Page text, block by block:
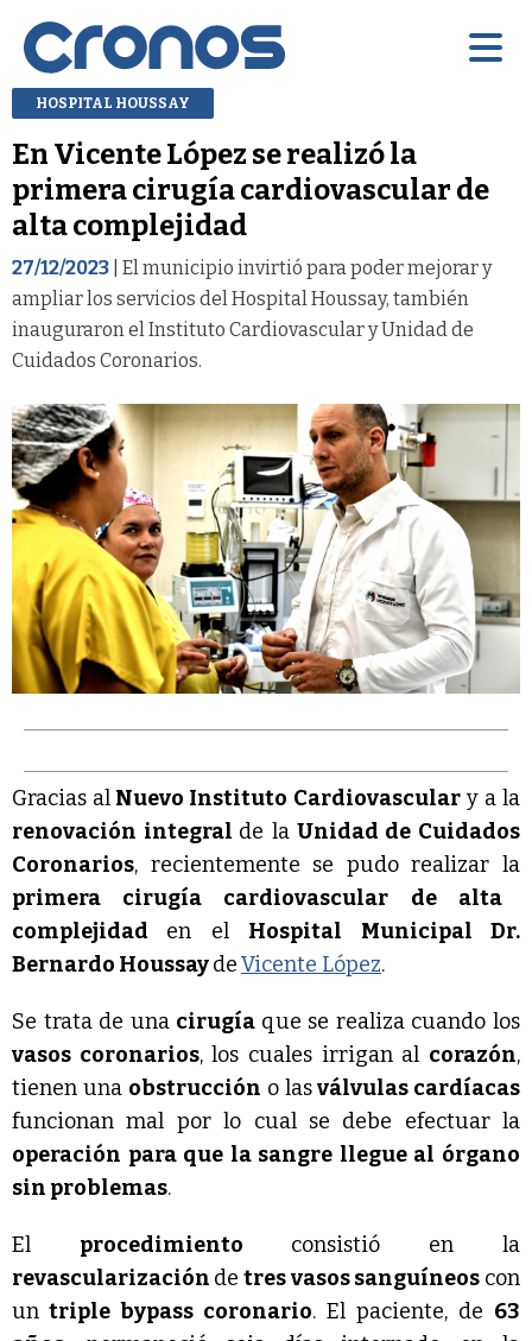
HOSPITAL HOUSSAY
En Vicente López se realizó la
primera cirugía cardiovascular de
alta complejidad
27/12/2023 | El municipio invirtió para poder mejorar y
ampliar los servicios del Hospital Houssay, también
inauguraron el Instituto Cardiovascular y Unidad de
Cuidados Coronarios.
Gracias al Nuevo Instituto Cardiovasculary a la
renovación integral de la Unidad de Cuidados
Coronarios, recientemente se pudo realizar la
primera cirugía cardiovascular de alta
complejidad en el Hospital Municipal Dr.
Bernardo HoussaydeVicente López.
Se trata de una cirugía que se realiza cuando los
vasos coronarios, los cuales irrigan al corazón,
tienen una obstrucción o lasválvulas cardíacas
funcionan mal por lo cual se debe efectuar la
operación para que la sangre llegue al órgano
sin problemas.
El procedimiento consistió en la
revascularización detres vasos sanguíneoscon
un triple bypass coronario. El paciente, de 63